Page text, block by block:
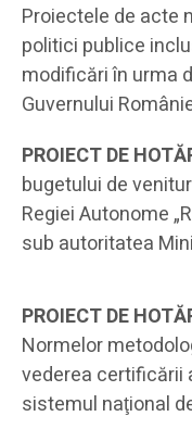
Proiectele de acte
politici publice
modificări în urma
Guvernului
PROIECT DE
bugetului de
Regiei Autonome
sub autoritatea
PROIECT DE
Normelor
vederea certificării
sistemul naţional